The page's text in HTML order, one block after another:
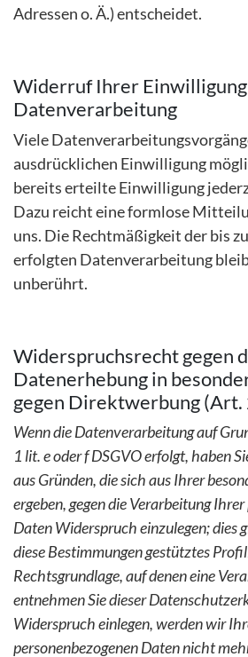
Adressen o. Ä.) entscheidet.
Widerruf Ihrer
Datenverarbeitung
Viele
ausdrücklichen Einwilligung
bereits erteilte Einwilligung
Dazu reicht eine formlose
uns. Die Rechtmäßigkeit der bis
erfolgten Datenverarbeitung
unberührt.
Widerspruchsrecht gegen
Datenerhebung in
gegen Direktwerbung (Art.
Wenn die Datenverarbeitung auf
1 lit. e oder f DSGVO erfolgt, haben
aus Gründen, die sich aus Ihrer
ergeben, gegen die Verarbeitung
Daten Widerspruch einzulegen; dies
diese Bestimmungen gestütztes
Rechtsgrundlage, auf denen eine
entnehmen Sie dieser
Widerspruch einlegen, werden wir
personenbezogenen Daten nicht